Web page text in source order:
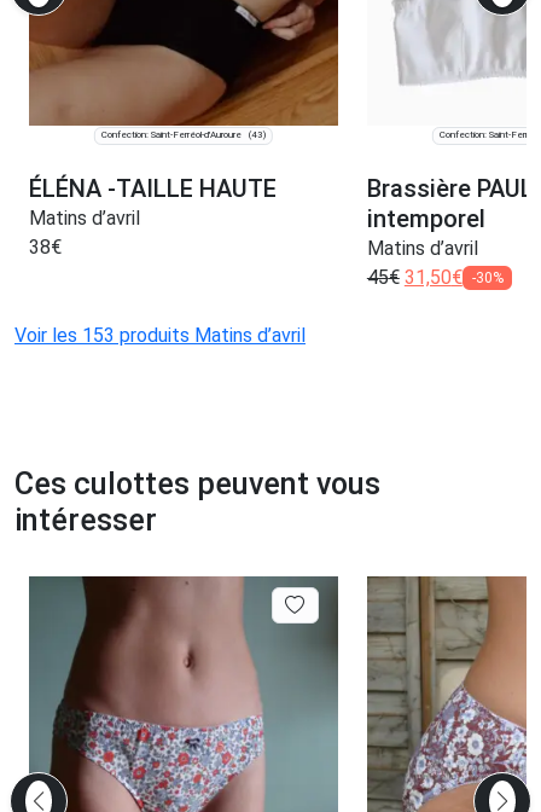
Confection: Saint-Ferréol-d'Auroure (43)
ÉLÉNA -TAILLE HAUTE
Matins d’avril
38€
Confection: Saint-
Brassière
intemporel
Matins d’avril
45€ 31,50€ -30%
Voir les 153 produits Matins d’avril
Ces culottes peuvent vous
intéresser